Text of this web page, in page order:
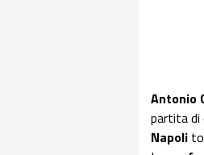
Antonio
partita di
Napoli